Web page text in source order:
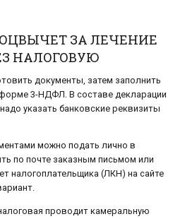
ЗА ЛЕЧЕНИЕ
НАЛОГОВУЮ
документы, затем заполнить
3-НДФЛ. В составе декларации
указать банковские реквизиты
можно подать лично в
по почте заказным письмом или
налогоплательщика (ЛКН) на сайте
проводит камеральную